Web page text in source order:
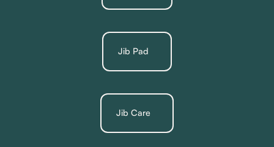
Jib Pad
Jib Care